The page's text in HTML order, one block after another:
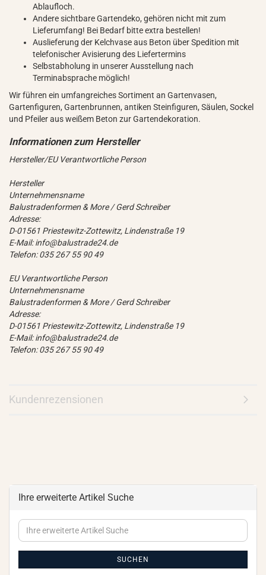
Ablaufloch.
Andere sichtbare Gartendeko, gehören nicht mit zum
Lieferumfang! Bei Bedarf bitte extra bestellen!
Auslieferung der Kelchvase aus Beton über Spedition mit
telefonischer Avisierung des Liefertermins
Selbstabholung in unserer Ausstellung nach
Terminabsprache möglich!
Wir führen ein umfangreiches Sortiment an Gartenvasen,
Gartenfiguren, Gartenbrunnen, antiken Steinfiguren, Säulen, Sockel
und Pfeiler aus weißem Beton zur Gartendekoration.
Hersteller/EU Verantwortliche Person
Hersteller
Unternehmensname
Balustradenformen & More / Gerd Schreiber
Adresse:
D-01561 Priestewitz-Zottewitz, Lindenstraße 19
E-Mail: info@balustrade24.de
Telefon: 035 267 55 90 49
EU Verantwortliche Person
Unternehmensname
Balustradenformen & More / Gerd Schreiber
Adresse:
D-01561 Priestewitz-Zottewitz, Lindenstraße 19
E-Mail: info@balustrade24.de
Telefon: 035 267 55 90 49
Kundenrezensionen
Ihre erweiterte Artikel Suche
Ihre
erweiterte
SUCHEN